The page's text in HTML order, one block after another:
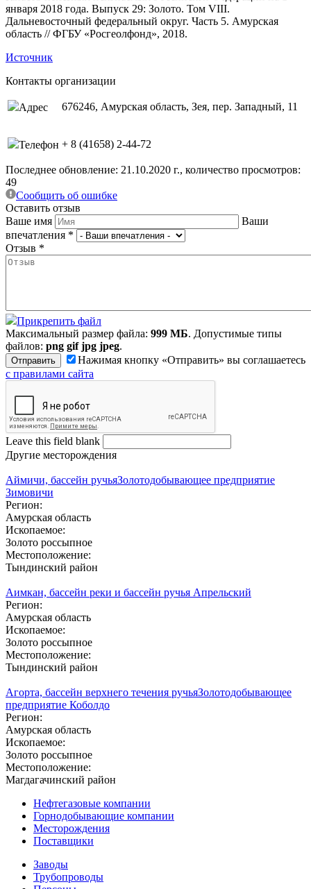
января 2018 года. Выпуск 29: Золото. Том VIII.
Дальневосточный федеральный округ. Часть 5. Амурская
область // ФГБУ «Росгеолфонд», 2018.
Источник
Контакты организации
Адрес 676246, Амурская область, Зея, пер. Западный, 11
Телефон + 8 (41658) 2-44-72
Последнее обновление: 21.10.2020 г., количество просмотров:
49
Сообщить об ошибке
Оставить отзыв
Ваше имя
Ваши
впечатления *
Отзыв *
Прикрепить файл
Максимальный размер файла: 999 МБ. Допустимые типы
файлов: png gif jpg jpeg.
Нажимая кнопку «Отправить» вы соглашаетесь
с правилами сайта
Leave this field blank
Другие месторождения
Аймичи, бассейн ручьяЗолотодобывающее предприятие
Зимовичи
Регион:
Амурская область
Ископаемое:
Золото россыпное
Местоположение:
Тындинский район
Аимкан, бассейн реки и бассейн ручья Апрельский
Регион:
Амурская область
Ископаемое:
Золото россыпное
Местоположение:
Тындинский район
Агорта, бассейн верхнего течения ручьяЗолотодобывающее
предприятие Коболдо
Регион:
Амурская область
Ископаемое:
Золото россыпное
Местоположение:
Магдагачинский район
Нефтегазовые компании
Горнодобывающие компании
Месторождения
Поставщики
Заводы
Трубопроводы